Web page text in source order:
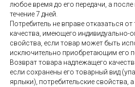
любое время до его передачи, а после
течение 7 дней.
Потребитель не вправе отказаться
качества, имеющего индивидуально-
свойства, если товар может быть
исключительно приобретающим его
Возврат товара надлежащего
если сохранены его товарный вид
ярлыки), потребительские свойства,